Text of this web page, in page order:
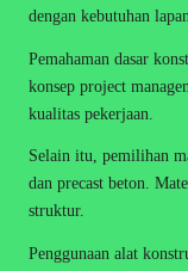
dengan kebutuhan
Pemahaman dasar
konsep project
kualitas pekerjaan.
Selain itu, pemilihan
dan precast beton.
struktur.
Penggunaan alat